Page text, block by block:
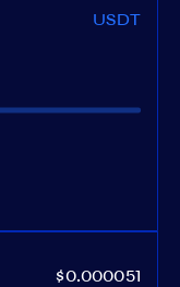
USDT
$0.000051